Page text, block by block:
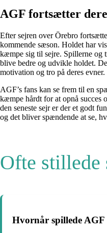
AGF fortsætter
Efter sejren over Örebro
kommende sæson. Holdet har
kæmpe sig til sejre. Spillerne og
blive bedre og udvikle holdet.
motivation og tro på deres evner.
AGF’s fans kan se frem til en
kæmpe hårdt for at opnå succes
den seneste sejr er der et godt
og det bliver spændende at se,
Ofte stillede
Hvornår spillede